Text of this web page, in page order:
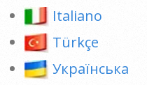
Italiano
Türkçe
Українська